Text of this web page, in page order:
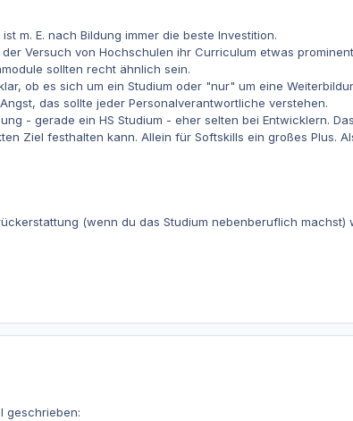
m. E. nach Bildung immer die beste Investition.
Versuch von Hochschulen ihr Curriculum etwas
sollten recht ähnlich sein.
ob es sich um ein Studium oder "nur" um eine
das sollte jeder Personalverantwortliche verstehen.
- gerade ein HS Studium - eher selten bei Entwicklern.
Ziel festhalten kann. Allein für Softskills ein großes Plus.
(wenn du das Studium nebenberuflich
geschrieben: